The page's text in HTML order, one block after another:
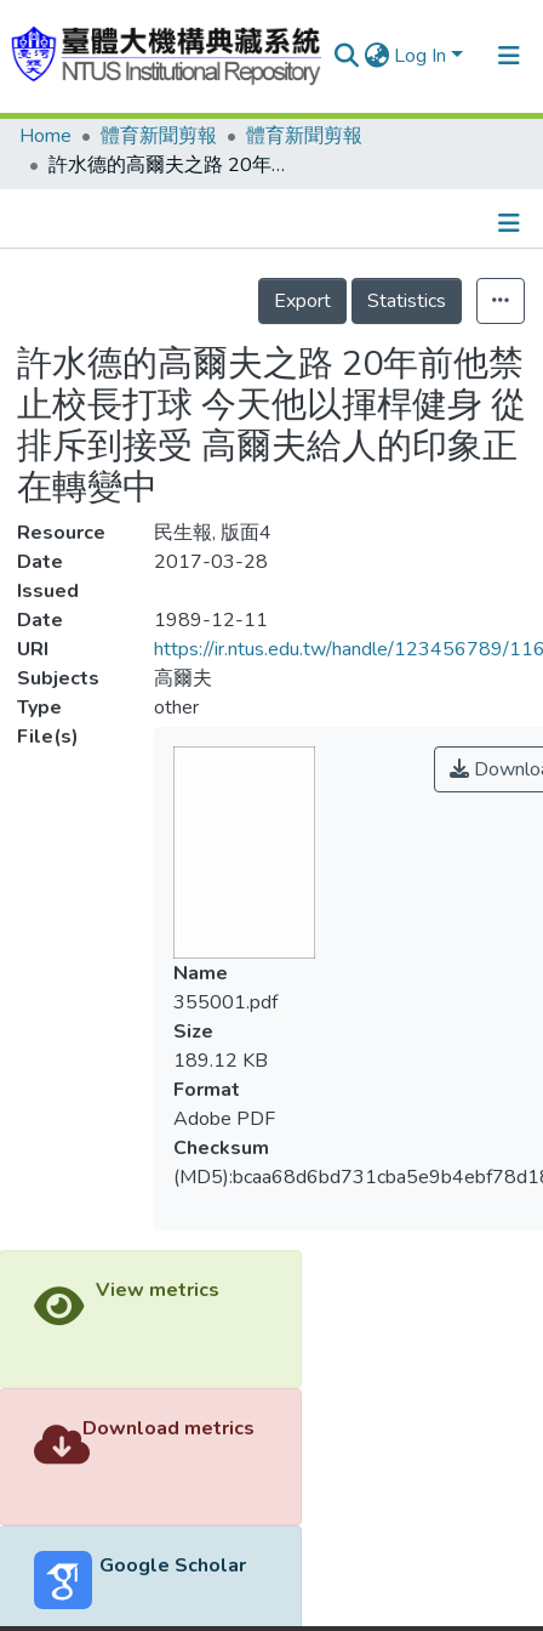
Log In
Communities & Collections
Statistics
Home 體育新聞剪報
體育新聞剪報
許水德的高爾夫之路 20年前他禁止校長打球 今天他以揮桿健身 從排斥到接受 高爾夫給人的印象正在轉變中
Details
Export
Statistics
許水德的高爾夫之路 20年前他禁
止校長打球 今天他以揮桿健身 從
排斥到接受 高爾夫給人的印象正
在轉變中
Resource
民生報, 版面4
Date
Issued
2017-03-28
Date
1989-12-11
URI
https://ir.ntus.edu.tw/handle/123456789/
Subjects
高爾夫
Type
other
File(s)
Name
355001.pdf
Size
189.12 KB
Format
Adobe PDF
Checksum
View metrics
Download metrics
Google Scholar